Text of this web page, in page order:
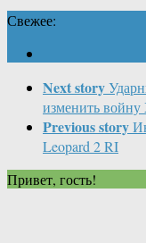
Свежее:
Next story
изменить войну
Previous story
Leopard 2 RI
Привет, гость!